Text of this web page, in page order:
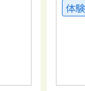
体験